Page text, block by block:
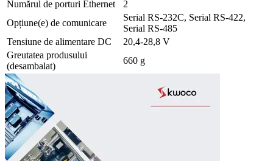
Numărul de porturi Ethernet
2
Opțiune(e) de comunicare
Serial RS-232C, Serial RS-422,
Serial RS-485
Tensiune de alimentare DC
20,4-28,8 V
Greutatea produsului
(desambalat)
660 g